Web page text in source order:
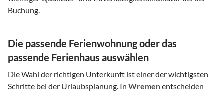
Buchung.
Die passende Ferienwohnung oder das
passende Ferienhaus auswählen
Die Wahl der richtigen Unterkunft ist einer der wichtigsten
Schritte bei der Urlaubsplanung. In Wremenentscheiden